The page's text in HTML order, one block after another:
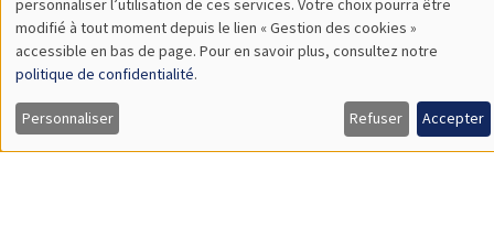
Mercredi 18 octobre 2023, 17:15
Les rencontres de la politique monétaire -
Banque de France/AMSE/FEG
données
personnelles
et
des
personnaliser l’utilisation de ces services. Votre choix pourra être
modifié à tout moment depuis le lien « Gestion des cookies »
accessible en bas de page. Pour en savoir plus, consultez notre
politique de confidentialité.
Personnaliser Refuser Accepter